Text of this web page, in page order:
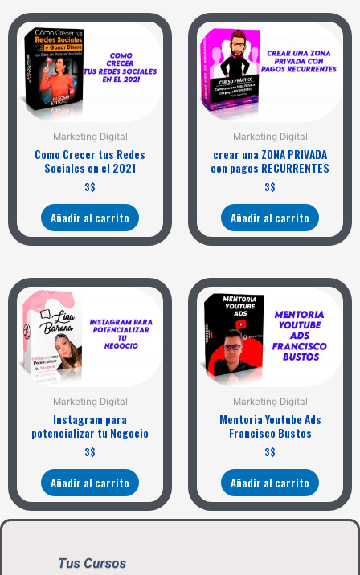
Marketing Digital
Como Crecer tus Redes
Sociales en el 2021
3$
Añadir al carrito
Marketing Digital
crear una ZONA PRIVADA
con pagos RECURRENTES
3$
Añadir al carrito
Marketing Digital
Instagram para
potencializar tu Negocio
3$
Añadir al carrito
Marketing Digital
Mentoria Youtube Ads
Francisco Bustos
3$
Añadir al carrito